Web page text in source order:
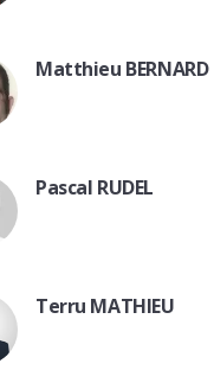
Matthieu BERNARD
Pascal RUDEL
Terru MATHIEU